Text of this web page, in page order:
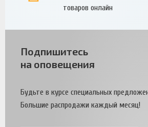
товаров онлайн
Подпишитесь
на оповещения
Будьте в курсе специальных
Большие распродажи каждый месяц!